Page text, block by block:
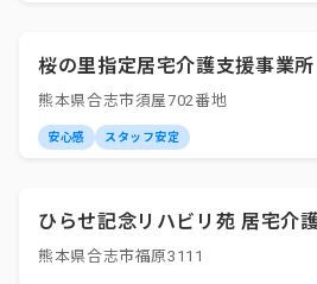
桜の里指定居宅介護支援事業所
熊本県合志市須屋702番地
安心感 スタッフ安定
ひらせ記念リハビリ苑 居宅介
熊本県合志市福原3111